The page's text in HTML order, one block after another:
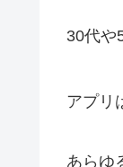
30代や
アプリ
あらゆ